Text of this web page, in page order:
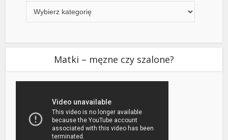
Matki – męzne czy szalone?